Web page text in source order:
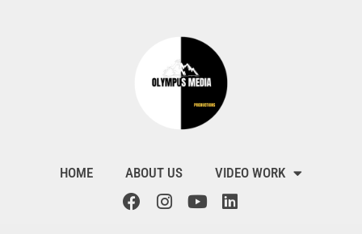
HOME ABOUT US VIDEO WORK